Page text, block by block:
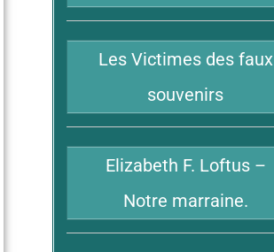
Les Victimes des faux
souvenirs
Elizabeth F. Loftus –
Notre marraine.